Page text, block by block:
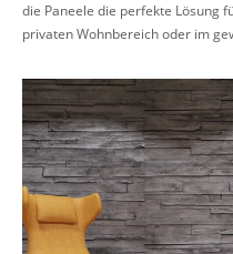
die Paneele die perfekte Lösung
privaten Wohnbereich oder im